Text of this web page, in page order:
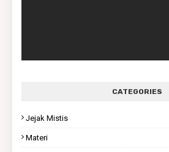
CATEGORIES
Jejak Mistis
Materi